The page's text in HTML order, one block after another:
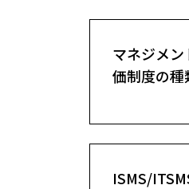
マネジメ
価制度の種
ISMS/